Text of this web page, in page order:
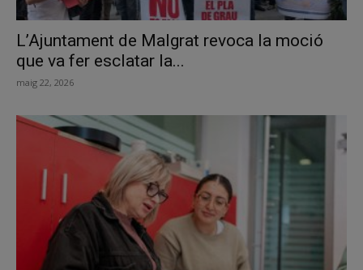
L’Ajuntament de Malgrat revoca la moció
que va fer esclatar la...
maig 22, 2026